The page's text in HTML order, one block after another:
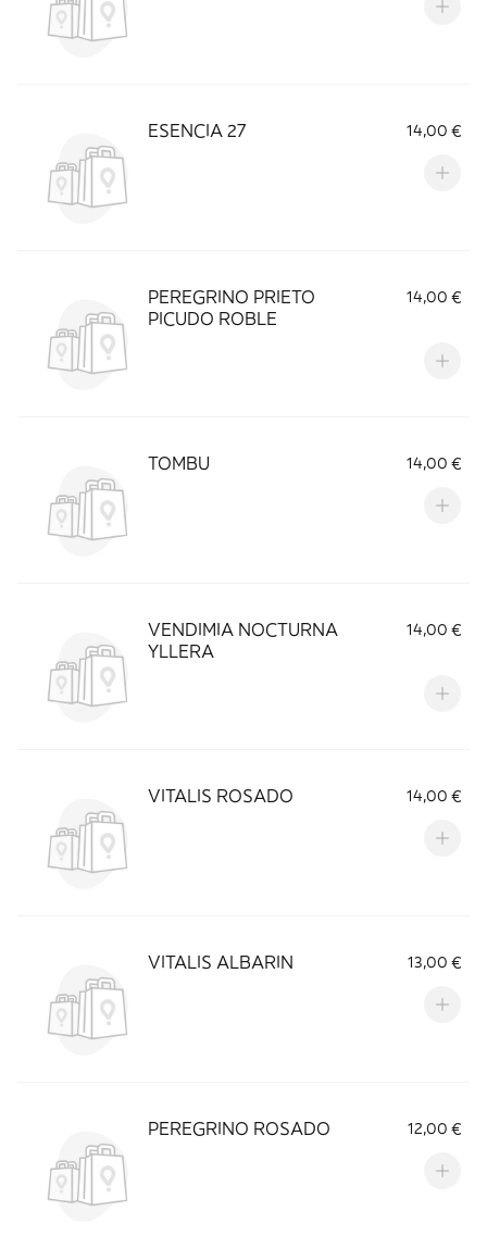
ESENCIA 27 14,00 €
PEREGRINO PRIETO
PICUDO ROBLE
14,00 €
TOMBU 14,00 €
VENDIMIA NOCTURNA
YLLERA
14,00 €
VITALIS ROSADO 14,00 €
VITALIS ALBARIN 13,00 €
PEREGRINO ROSADO 12,00 €